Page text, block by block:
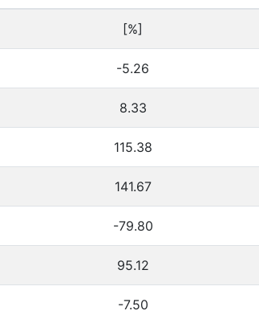
[%]
-5.26
8.33
115.38
141.67
-79.80
95.12
-7.50